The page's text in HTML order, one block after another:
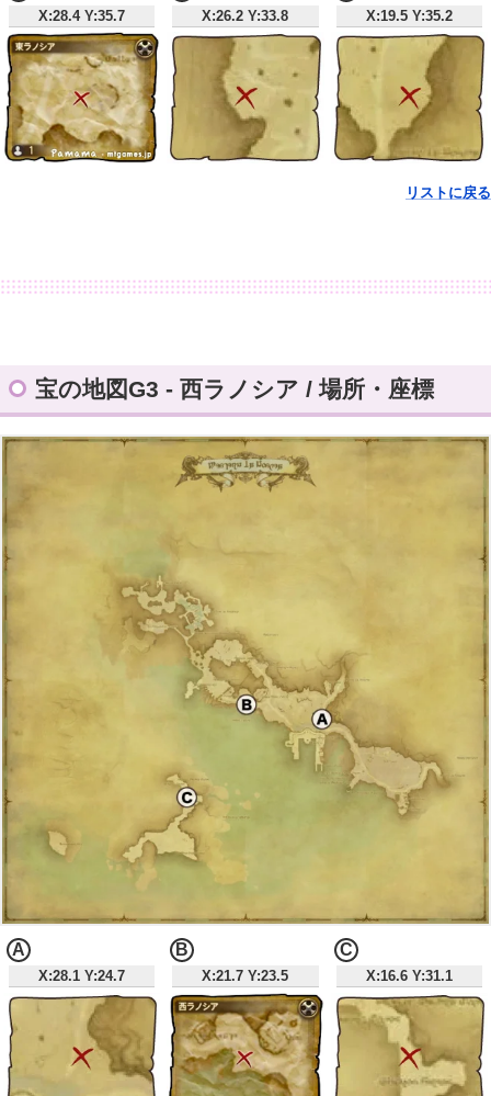
X:28.4 Y:35.7 X:26.2 Y:33.8 X:19.5 Y:35.2
リストに戻る
宝の地図G3 - 西ラノシア / 場所・座標
X:28.1 Y:24.7
A
X:21.7 Y:23.5
B
X:16.6 Y:31.1
C